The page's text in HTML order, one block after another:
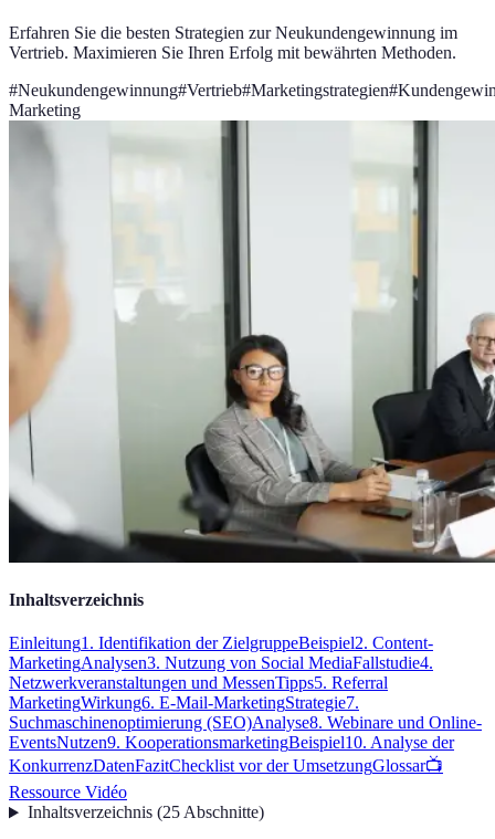
Erfahren Sie die besten Strategien zur Neukundengewinnung im
Vertrieb. Maximieren Sie Ihren Erfolg mit bewährten Methoden.
#Neukundengewinnung#Vertrieb#Marketingstrategien#
Marketing
Inhaltsverzeichnis
Einleitung1. Identifikation der ZielgruppeBeispiel2. Content-
MarketingAnalysen3. Nutzung von Social MediaFallstudie4.
Netzwerkveranstaltungen und MessenTipps5. Referral
MarketingWirkung6. E-Mail-MarketingStrategie7.
Suchmaschinenoptimierung (SEO)Analyse8. Webinare und Online-
EventsNutzen9. KooperationsmarketingBeispiel10. Analyse der
KonkurrenzDatenFazitChecklist vor der UmsetzungGlossar📺
Ressource Vidéo
Inhaltsverzeichnis(25Abschnitte)